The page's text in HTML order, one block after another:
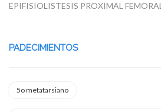
EPIFISIOLISTESIS PROXIMAL FEMORAL
PADECIMIENTOS
5o metatarsiano